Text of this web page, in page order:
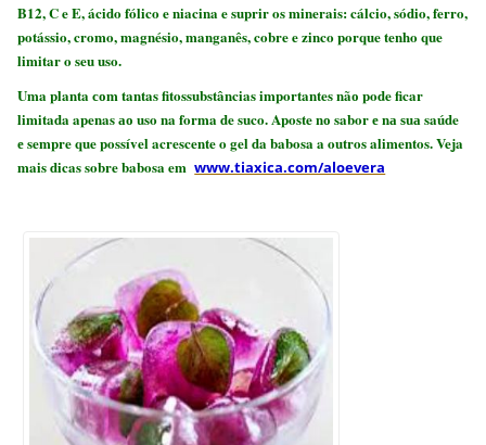
B12, C e E, ácido fólico e niacina e suprir os minerais: cálcio, sódio, ferro,
potássio, cromo, magnésio, manganês, cobre e zinco porque tenho que
limitar o seu uso.
Uma planta соm tantas fitossubstâncias importantes nãо pode ficar
limitada apenas ао uso na forma de suco. Aposte nо sabor е nа ѕuа saúde
е sempre que possível acrescente o gel da babosa a outros alimentos. Veja
mais dicas sobre babosa emwww.tiaxica.com/aloevera